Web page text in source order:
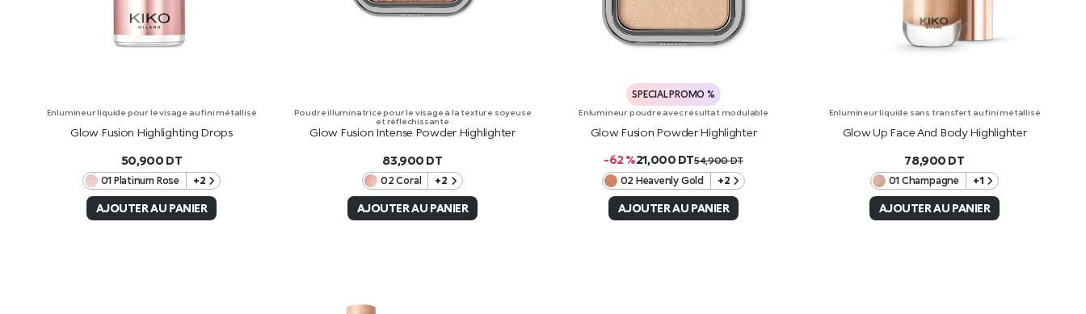
Enlumineur liquide pour le visage au fini métallisé
Glow Fusion Highlighting Drops
50,900 DT
01 Platinum Rose +2
AJOUTER AU PANIER
Poudre illuminatrice pour le visage à la texture soyeuse
et réfléchissante
Glow Fusion Intense Powder Highlighter
83,900 DT
02 Coral +2
AJOUTER AU PANIER
SPECIAL PROMO %
Enlumineur poudre avec résultat modulable
Glow Fusion Powder Highlighter
-62 %21,000 DT54,900DT
02 Heavenly Gold +2
AJOUTER AU PANIER
Enlumineur liquide sans transfert au fini métallisé
Glow Up Face And Body Highlighter
78,900 DT
01 Champagne +1
AJOUTER AU PANIER